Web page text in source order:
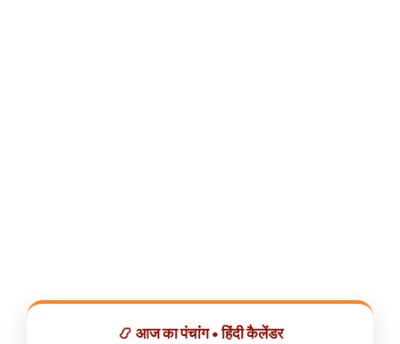
📿 आज का पंचांग • हिंदी कैलेंडर